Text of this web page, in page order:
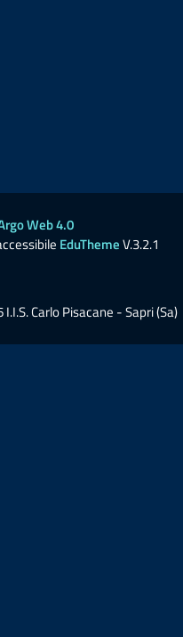
Web 4.0
EduThemeV.3.2.1
I.I.S. Carlo Pisacane - Sapri (Sa)